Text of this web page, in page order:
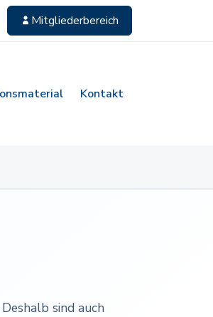
Mitgliederbereich
Kontakt
sind auch